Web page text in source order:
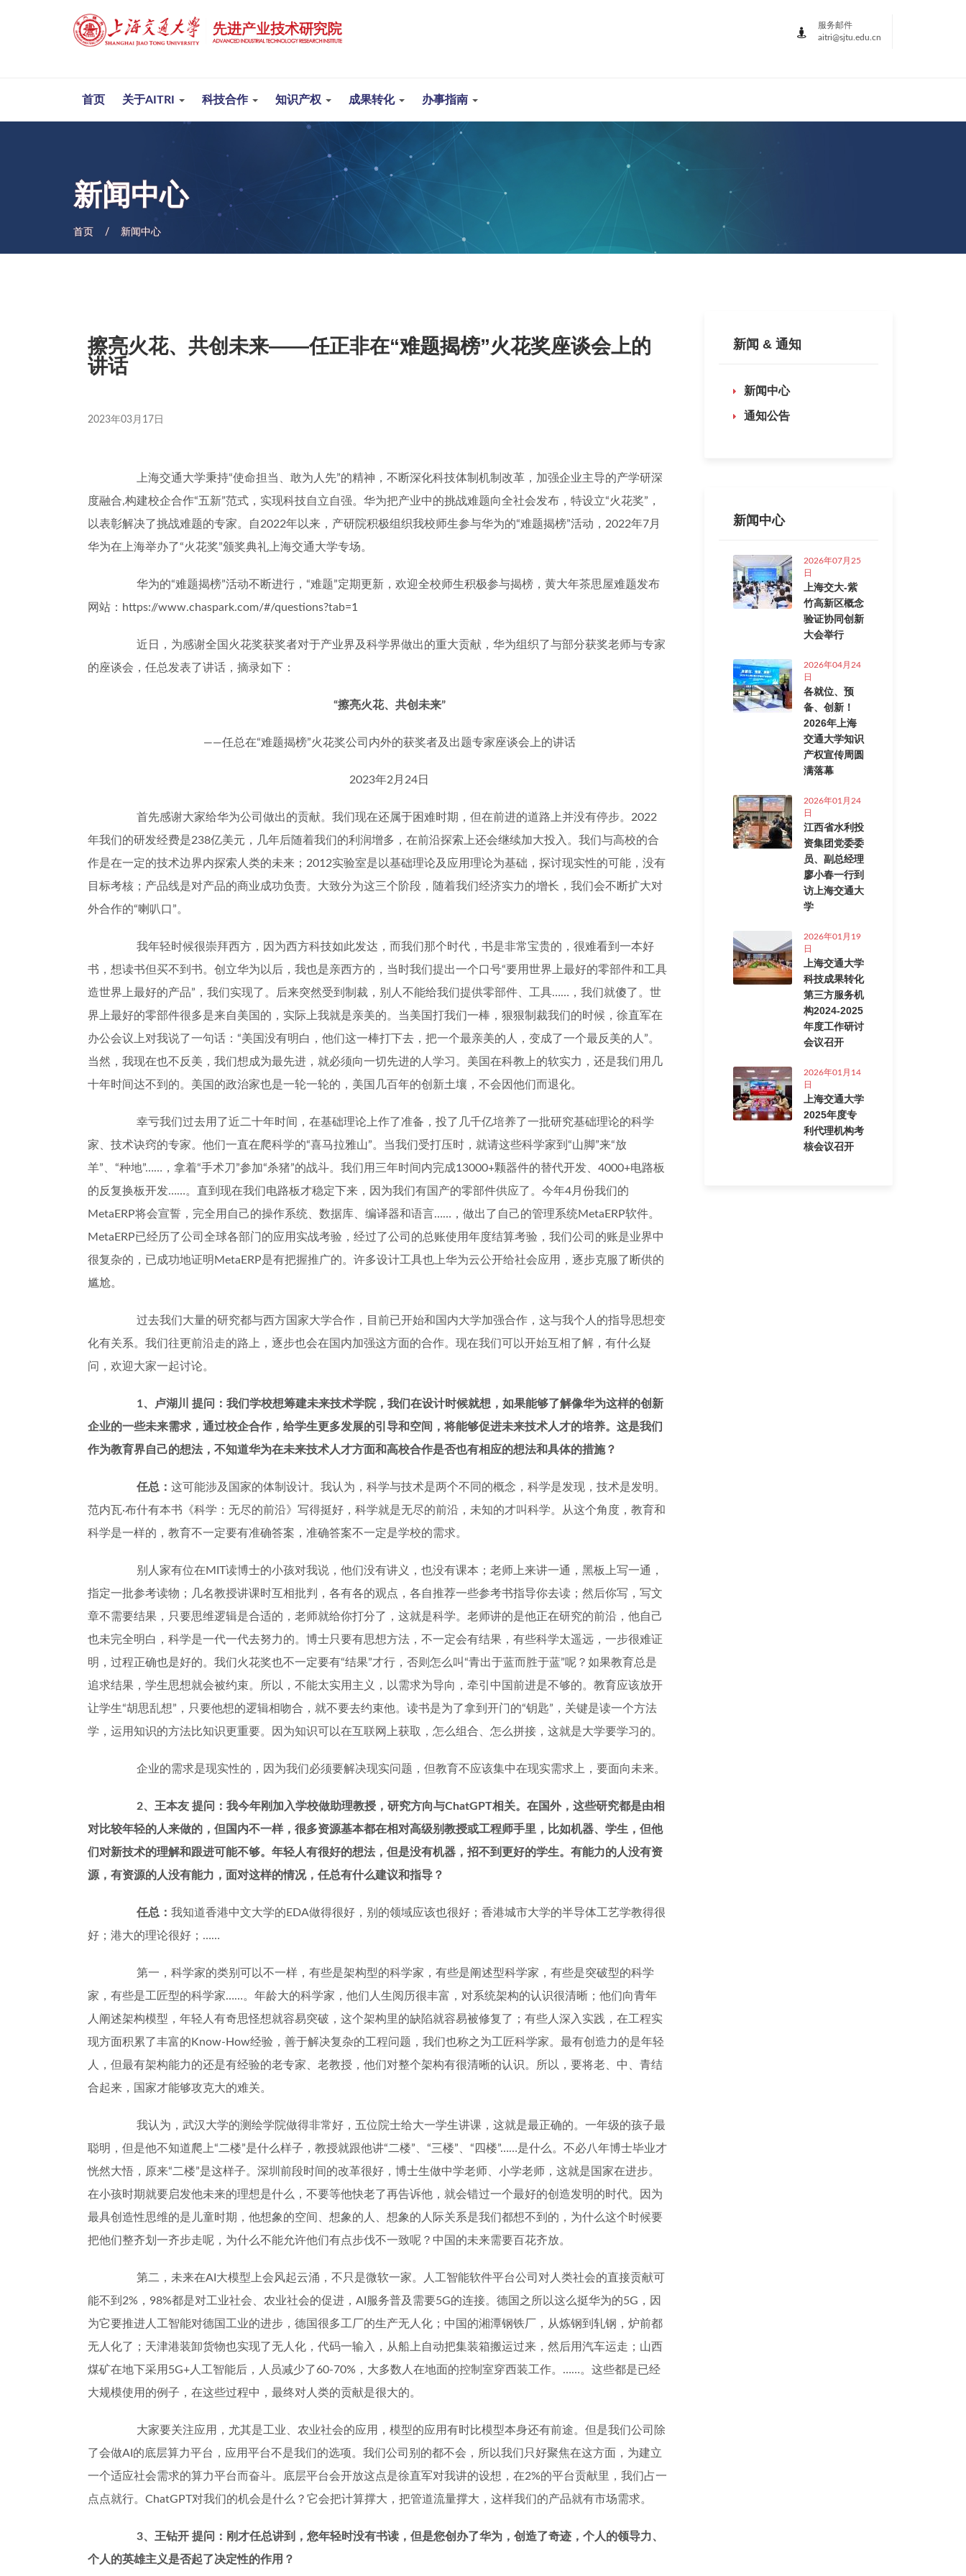
服务邮件
aitri@sjtu.edu.cn
首页 关于AITRI 科技合作 知识产权 成果转化 办事指南
新闻中心
首页 新闻中心
擦亮火花、共创未来——任正非在“难题揭榜”火花奖座谈会上的
讲话
2023年03月17日
上海交通大学秉持“使命担当、敢为人先”的精神，不断深化科技体制机制改革，加强企业主导的产学研深
度融合,构建校企合作“五新”范式，实现科技自立自强。华为把产业中的挑战难题向全社会发布，特设立“火花奖” ，
以表彰解决了挑战难题的专家。自2022年以来，产研院积极组织我校师生参与华为的“难题揭榜”活动， 2022年7月
华为在上海举办了“火花奖”颁奖典礼上海交通大学专场。
华为的“难题揭榜”活动不断进行， “难题”定期更新，欢迎全校师生积极参与揭榜，黄大年茶思屋难题发布
网站： https://www.chaspark.com/#/questions?tab=1
近日，为感谢全国火花奖获奖者对于产业界及科学界做出的重大贡献，华为组织了与部分获奖老师与专家
的座谈会，任总发表了讲话，摘录如下：
“擦亮火花、共创未来”
——任总在“难题揭榜”火花奖公司内外的获奖者及出题专家座谈会上的讲话
2023年2 月 24日
首先感谢大家给华为公司做出的贡献。我们现在还属于困难时期，但在前进的道路上并没有停步。 2022
年我们的研发经费是238亿美元，几年后随着我们的利润增多，在前沿探索上还会继续加大投入。我们与高校的合
作是在一定的技术边界内探索人类的未来； 2012实验室是以基础理论及应用理论为基础，探讨现实性的可能，没有
目标考核；产品线是对产品的商业成功负责。大致分为这三个阶段，随着我们经济实力的增长，我们会不断扩大对
外合作的“喇叭口 ”。
我年轻时候很崇拜西方，因为西方科技如此发达，而我们那个时代，书是非常宝贵的，很难看到一本好
书，想读书但买不到书。创立华为以后，我也是亲西方的，当时我们提出一个口号“要用世界上最好的零部件和工具
造世界上最好的产品” ，我们实现了。后来突然受到制裁，别人不能给我们提供零部件、工具…… ，我们就傻了。世
界上最好的零部件很多是来自美国的，实际上我就是亲美的。当美国打我们一棒，狠狠制裁我们的时候，徐直军在
办公会议上对我说了一句话： “美国没有明白，他们这一棒打下去，把一个最亲美的人，变成了一个最反美的人 ”。
当然，我现在也不反美，我们想成为最先进，就必须向一切先进的人学习。美国在科教上的软实力，还是我们用几
十年时间达不到的。美国的政治家也是一轮一轮的，美国几百年的创新土壤，不会因他们而退化。
幸亏我们过去用了近二十年时间，在基础理论上作了准备，投了几千亿培养了一批研究基础理论的科学
家、技术诀窍的专家。他们一直在爬科学的“喜马拉雅山”。当我们受打压时，就请这些科学家到 “山脚”来“放
羊” “种地”…… ，拿着“手术刀 ”参加“杀猪”的战斗。我们用三年时间内完成13000+颗器件的替代开发、 4000+电路板
的反复换板开发……。直到现在我们电路板才稳定下来，因为我们有国产的零部件供应了。今年4月份我们的
MetaERP将会宣誓，完全用自己的操作系统、数据库、编译器和语言…… ，做出了自己的管理系统MetaERP软件。
MetaERP已经历了公司全球各部门的应用实战考验，经过了公司的总账使用年度结算考验，我们公司的账是业界中
很复杂的，已成功地证明 MetaERP是有把握推广的。许多设计工具也上华为云公开给社会应用，逐步克服了断供的
尴尬。
过去我们大量的研究都与西方国家大学合作，目前已开始和国内大学加强合作，这与我个人的指导思想变
化有关系。我们往更前沿走的路上，逐步也会在国内加强这方面的合作。现在我们可以开始互相了解，有什么疑
问，欢迎大家一起讨论。
1、卢湖川
提问：我们学校想筹建未来技术学院，我们在设计时候就想，如果能够了解像华为这样的创新
企业的一些未来需求，通过校企合作，给学生更多发展的引导和空间，将能够促进未来技术人才的培养。这是我们
作为教育界自己的想法，不知道华为在未来技术人才方面和高校合作是否也有相应的想法和具体的措施？
任总： 这可能涉及国家的体制设计。我认为，科学与技术是两个不同的概念，科学是发现，技术是发明。
范内瓦·布什有本书《科学：无尽的前沿》写得挺好，科学就是无尽的前沿，未知的才叫科学。从这个角度，教育和
科学是一样的，教育不一定要有准确答案，准确答案不一定是学校的需求。
别人家有位在MIT读博士的小孩对我说，他们没有讲义，也没有课本；老师上来讲一通，黑板上写一通，
指定一批参考读物；几名教授讲课时互相批判，各有各的观点，各自推荐一些参考书指导你去读；然后你写，写文
章不需要结果，只要思维逻辑是合适的，老师就给你打分了，这就是科学。老师讲的是他正在研究的前沿，他自己
也未完全明白，科学是一代一代去努力的。博士只要有思想方法，不一定会有结果，有些科学太遥远，一步很难证
明，过程正确也是好的。我们火花奖也不一定要有“结果”才行，否则怎么叫 “青出于蓝而胜于蓝”呢？如果教育总是
追求结果，学生思想就会被约束。所以，不能太实用主义，以需求为导向，牵引中国前进是不够的。教育应该放开
让学生“胡思乱想” ，只要他想的逻辑相吻合，就不要去约束他。读书是为了拿到开门的“钥匙” ，关键是读一个方法
学，运用知识的方法比知识更重要。因为知识可以在互联网上获取，怎么组合、怎么拼接，这就是大学要学习的。
企业的需求是现实性的，因为我们必须要解决现实问题，但教育不应该集中在现实需求上，要面向未来。
2、王本友 提问：我今年刚加入学校做助理教授，研究方向与ChatGPT相关。在国外，这些研究都是由相
对比较年轻的人来做的，但国内不一样，很多资源基本都在相对高级别教授或工程师手里，比如机器、学生，但他
们对新技术的理解和跟进可能不够。年轻人有很好的想法，但是没有机器，招不到更好的学生。有能力的人没有资
源，有资源的人没有能力，面对这样的情况，任总有什么建议和指导？
任总： 我知道香港中文大学的 EDA做得很好，别的领域应该也很好；香港城市大学的半导体工艺学教得很
好；港大的理论很好； ……
第一，科学家的类别可以不一样，有些是架构型的科学家，有些是阐述型科学家，有些是突破型的科学
家，有些是工匠型的科学家……。年龄大的科学家，他们人生阅历很丰富，对系统架构的认识很清晰；他们向青年
人阐述架构模型，年轻人有奇思怪想就容易突破，这个架构里的缺陷就容易被修复了；有些人深入实践，在工程实
现方面积累了丰富的 Know-How经验，善于解决复杂的工程问题，我们也称之为工匠科学家。最有创造力的是年轻
人，但最有架构能力的还是有经验的老专家、老教授，他们对整个架构有很清晰的认识。所以，要将老、中、青结
合起来，国家才能够攻克大的难关。
我认为，武汉大学的测绘学院做得非常好，五位院士给大一学生讲课，这就是最正确的。一年级的孩子最
聪明，但是他不知道爬上“二楼”是什么样子，教授就跟他讲“二楼” “三楼” “ 四楼”……是什么。不必八年博士毕业才
恍然大悟，原来“二楼”是这样子。深圳前段时间的改革很好，博士生做中学老师、小学老师，这就是国家在进步。
在小孩时期就要启发他未来的理想是什么，不要等他快老了再告诉他，就会错过一个最好的创造发明的时代。因为
最具创造性思维的是儿童时期，他想象的空间、想象的人、想象的人际关系是我们都想不到的，为什么这个时候要
把他们整齐划一齐步走呢，为什么不能允许他们有点步伐不一致呢？中国的未来需要百花齐放。
第二，未来在AI 大模型上会风起云涌，不只是微软一家。人工智能软件平台公司对人类社会的直接贡献可
能不到 2% ， 98%都是对工业社会、农业社会的促进， AI 服务普及需要5G的连接。德国之所以这么挺华为的5G ，因
为它要推进人工智能对德国工业的进步，德国很多工厂的生产无人化；中国的湘潭钢铁厂，从炼钢到轧钢，炉前都
无人化了；天津港装卸货物也实现了无人化，代码一输入，从船上自动把集装箱搬运过来，然后用汽车运走；山西
煤矿在地下采用 5G+ 人工智能后，人员减少了60-70% ，大多数人在地面的控制室穿西装工作。 ……。这些都是已经
大规模使用的例子，在这些过程中，最终对人类的贡献是很大的。
大家要关注应用，尤其是工业、农业社会的应用，模型的应用有时比模型本身还有前途。但是我们公司除
了会做AI 的底层算力平台，应用平台不是我们的选项。我们公司别的都不会，所以我们只好聚焦在这方面，为建立
一个适应社会需求的算力平台而奋斗。底层平台会开放这点是徐直军对我讲的设想，在2%的平台贡献里，我们占一
点点就行。 ChatGPT对我们的机会是什么？它会把计算撑大，把管道流量撑大，这样我们的产品就有市场需求。
3、王钻开 提问：刚才任总讲到，您年轻时没有书读，但是您创办了华为，创造了奇迹，个人的领导力、
个人的英雄主义是否起了决定性的作用？
新闻 & 通知
新闻中心
通知公告
新闻中心
2026年07月25
日
上海交大-紫
竹高新区概念
验证协同创新
大会举行
2026年04月24
日
各就位、预
备、创新！
2026年上海
交通大学知识
产权宣传周圆
满落幕
2026年01月24
日
江西省水利投
资集团党委委
员、副总经理
廖小春一行到
访上海交通大
学
2026年01月19
日
上海交通大学
科技成果转化
第三方服务机
构2024-2025
年度工作研讨
会议召开
2026年01月14
日
上海交通大学
2025年度专
利代理机构考
核会议召开